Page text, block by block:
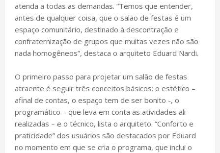
atenda a todas as demandas. “Temos que entender,
antes de qualquer coisa, que o salão de festas é um
espaço comunitário, destinado à descontração e
confraternização de grupos que muitas vezes não são
nada homogêneos”, destaca o arquiteto Eduard Nardi.
O primeiro passo para projetar um salão de festas
atraente é seguir três conceitos básicos: o estético –
afinal de contas, o espaço tem de ser bonito -, o
programático – que leva em conta as atividades ali
realizadas – e o técnico, lista o arquiteto. “Conforto e
praticidade” dos usuários são destacados por Eduard
no momento em que se cria o programa, que inclui o